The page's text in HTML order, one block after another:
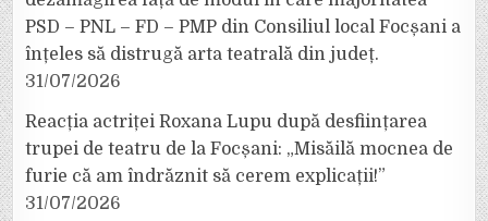
PSD – PNL – FD – PMP din Consiliul local Focșani a
înțeles să distrugă arta teatrală din județ.
31/07/2026
Reacția actriței Roxana Lupu după desființarea
trupei de teatru de la Focșani: „Misăilă mocnea de
furie că am îndrăznit să cerem explicații!”
31/07/2026